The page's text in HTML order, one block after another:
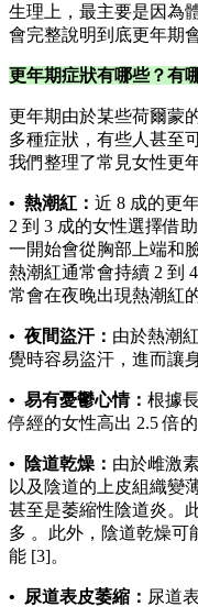
生理上，最主要是因為
會完整說明到底更年期
更年期症狀有哪些？有
更年期由於某些荷爾蒙
多種症狀，有些人甚至
我們整理了常見女性更
• 熱潮紅： 近 8 成的更
2 到 3 成的女性選擇借
一開始會從胸部上端和
熱潮紅通常會持續 2 到
常會在夜晚出現熱潮紅
• 夜間盜汗： 由於熱潮
覺時容易盜汗，進而讓
• 易有憂鬱心情： 根據
停經的女性高出 2.5 倍
• 陰道乾燥： 由於雌激
以及陰道的上皮組織變
甚至是萎縮性陰道炎。
多 。此外，陰道乾燥可
能 [3]。
• 尿道表皮萎縮： 尿道